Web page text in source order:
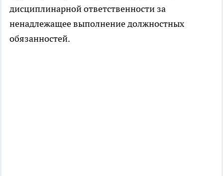
дисциплинарной ответственности за
ненадлежащее выполнение должностных
обязанностей.